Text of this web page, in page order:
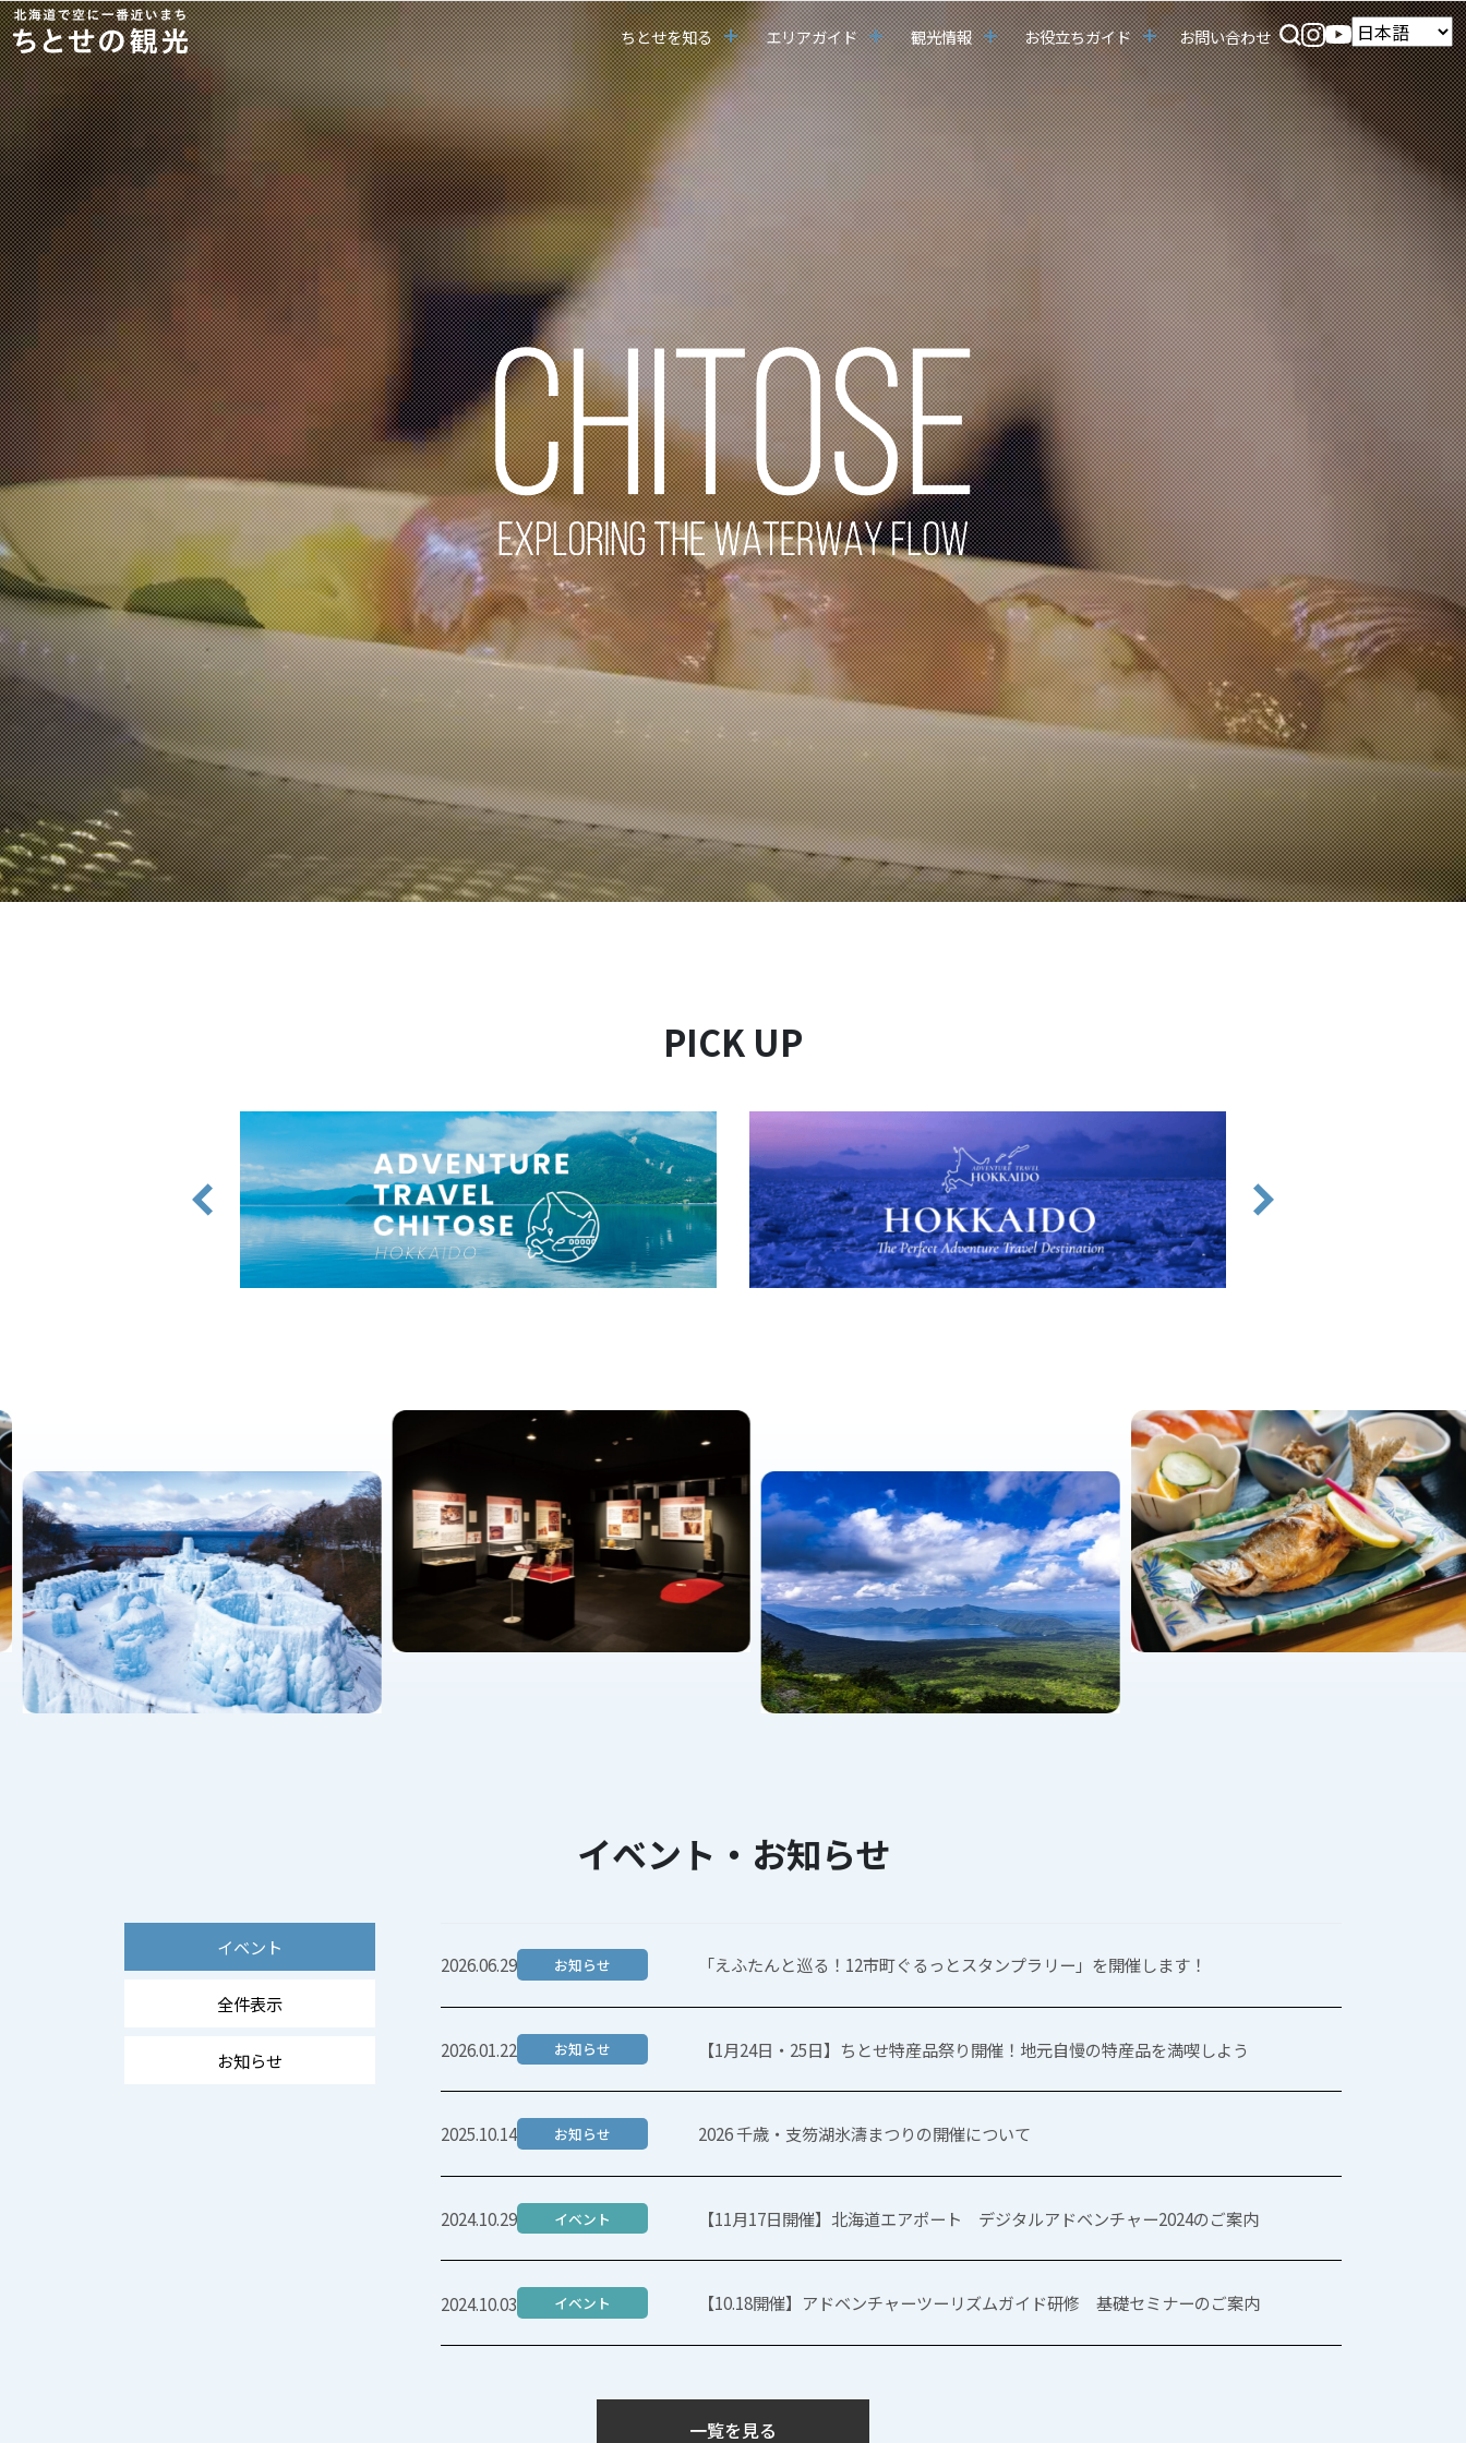
ちとせを知る エリアガイド 観光情報 お役立ちガイド お問い合わせ
PICK UP
イベント・お知らせ
イベント
全件表示
お知らせ
2026.06.29 お知らせ 「えふたんと巡る！12市町ぐるっとスタンプラリー」を開催します！
2026.01.22 お知らせ 【1月24日・25日】ちとせ特産品祭り開催！地元自慢の特産品を満喫しよう
2025.10.14 お知らせ 2026 千歳・支笏湖氷濤まつりの開催について
2024.10.29 イベント 【11月17日開催】北海道エアポート デジタルアドベンチャー2024のご案内
2024.10.03 イベント 【10.18開催】アドベンチャーツーリズムガイド研修 基礎セミナーのご案内
2026.06.29 お知らせ 「えふたんと巡る！12市町ぐるっとスタンプラリー」を開催します！
2026.05.01 お知らせ 【重要】支笏湖を安全に楽しむために
【営業中】ポロピナイ園地・食堂で春の支笏湖を満喫！
「美笛キャンプ場」のオープン日および予約開始日について
2026.03.23 お知らせ
【祝】「2025千歳・支笏湖氷濤まつり」が第30回ふるさとイベント大賞で優秀賞を受
賞！
2025.10.14 お知らせ 2026 千歳・支笏湖氷濤まつりの開催について
支笏湖周辺で ❝ ヒグマ ❞ が出没しています。
【4/25～】千歳で自転車レンタル「そらちゃり」のサービスがスタート！
一覧を見る